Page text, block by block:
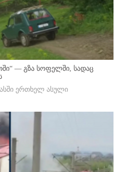
— გზა სოფელში, სადაც
ერთხელ ასული